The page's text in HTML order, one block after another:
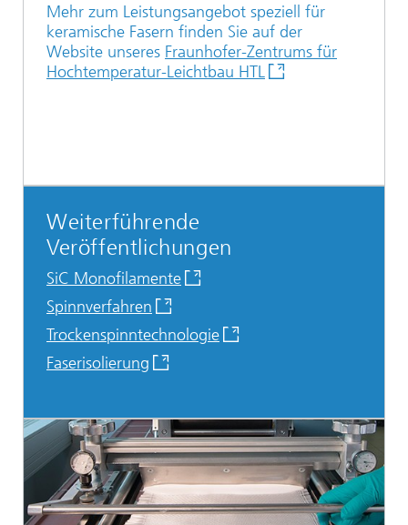
Mehr zum Leistungsangebot speziell für
keramische Fasern finden Sie auf der
Website unseres Fraunhofer-Zentrums für
Hochtemperatur-Leichtbau HTL
Weiterführende
Veröffentlichungen
SiC Monofilamente
Spinnverfahren
Trockenspinntechnologie
Faserisolierung